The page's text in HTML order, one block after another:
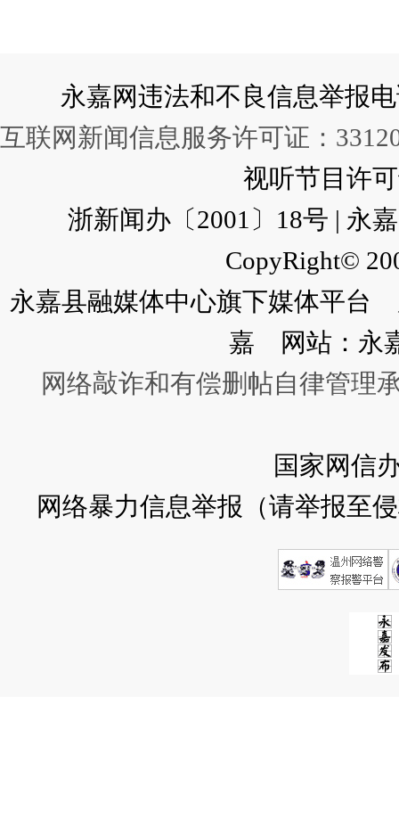
永嘉网违法和不良信息举报
互联网新闻信息服务许可证：
视听节目许
浙新闻办〔2001〕18号 | 永
CopyRight©
永嘉县融媒体中心旗下媒体平
嘉 网站：永
网络敲诈和有偿删帖自律管理
国家网信
网络暴力信息举报（请举报至